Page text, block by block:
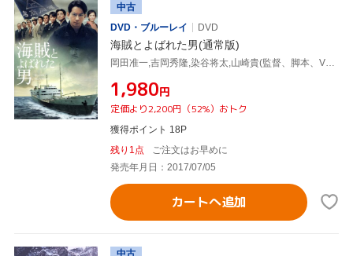
中古
DVD・ブルーレイ
DVD
海賊とよばれた男(通常版)
岡田准一,吉岡秀隆,染谷将太,山崎貴(監督、脚本、VFX),百田尚樹(原作),佐藤直紀(音楽)
¥1,980円
定価より2,200円（52%）おトク
獲得ポイント 18P
残り1点
ご注文はお早めに
発売年月日：2017/07/05
カートへ追加
中古